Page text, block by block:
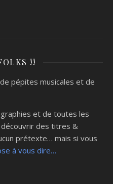
!!
pépites musicales et de
et de toutes les
découvrir des titres &
prétexte… mais si vous
à vous dire…